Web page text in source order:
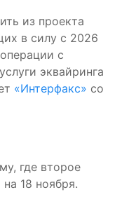
из проекта
в силу с 2026
с
эквайринга
«Интерфакс» со
где второе
18 ноября.